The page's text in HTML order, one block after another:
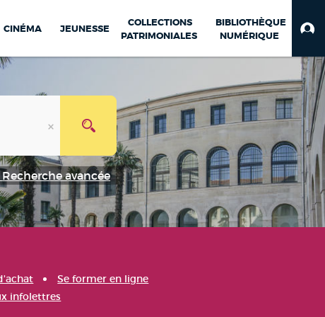
CINÉMA JEUNESSE
COLLECTIONS
PATRIMONIALES
BIBLIOTHÈQUE
NUMÉRIQUE
Recherche avancée
Se former en ligne
infolettres